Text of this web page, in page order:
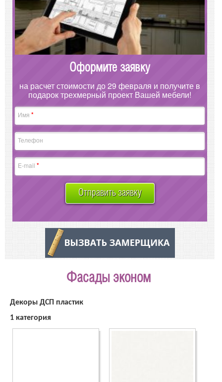
Оформите заявку
на расчет стоимости до 29 февраля и получите в
подарок трехмерный проект Вашей мебели!
Имя *
Телефон
E-mail *
Отправить заявку
Фасады эконом
Декоры ДСП пластик
1 категория